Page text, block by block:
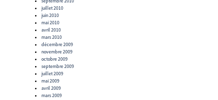
juillet 2010
juin 2010
mai 2010
avril 2010
mars 2010
décembre 2009
novembre 2009
octobre 2009
septembre 2009
juillet 2009
mai 2009
avril 2009
mars 2009